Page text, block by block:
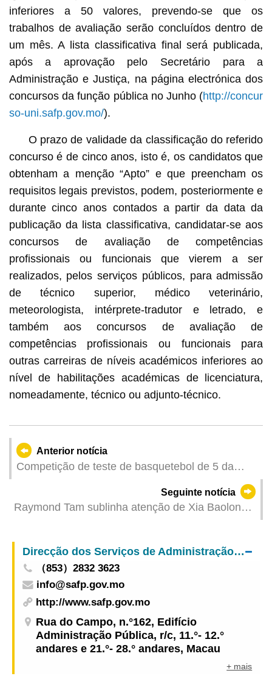
inferiores a 50 valores, prevendo-se que os
trabalhos de avaliação serão concluídos dentro de
um mês. A lista classificativa final será publicada,
após a aprovação pelo Secretário para a
Administração e Justiça, na página electrónica dos
concursos da função pública no Junho (http://concur
so-uni.safp.gov.mo/).
O prazo de validade da classificação do referido
concurso é de cinco anos, isto é, os candidatos que
obtenham a menção “Apto” e que preencham os
requisitos legais previstos, podem, posteriormente e
durante cinco anos contados a partir da data da
publicação da lista classificativa, candidatar-se aos
concursos de avaliação de competências
profissionais ou funcionais que vierem a ser
realizados, pelos serviços públicos, para admissão
de técnico superior, médico veterinário,
meteorologista, intérprete-tradutor e letrado, e
também aos concursos de avaliação de
competências profissionais ou funcionais para
outras carreiras de níveis académicos inferiores ao
nível de habilitações académicas de licenciatura,
nomeadamente, técnico ou adjunto-técnico.
Anterior notícia
Competição de teste de basquetebol de 5 da
dos Jogos Nacionais concluída com sucesso e
cumprindo objectivos
Seguinte notícia
Raymond Tam sublinha atenção de Xia Baolong
da população
Direcção dos Serviços de Administração e Função Pública
（853）2832 3623
info@safp.gov.mo
http://www.safp.gov.mo
Rua do Campo, n.°162, Edifício
Administração Pública, r/c, 11.°- 12.°
andares e 21.°- 28.° andares, Macau
+ mais